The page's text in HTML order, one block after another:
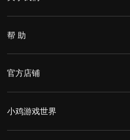
帮 助
官方店铺
小鸡游戏世界